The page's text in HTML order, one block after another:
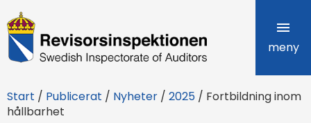
R
e
i
meny
Start / Publicerat / Nyheter / 2025 / Fortbildning inom
hållbarhet